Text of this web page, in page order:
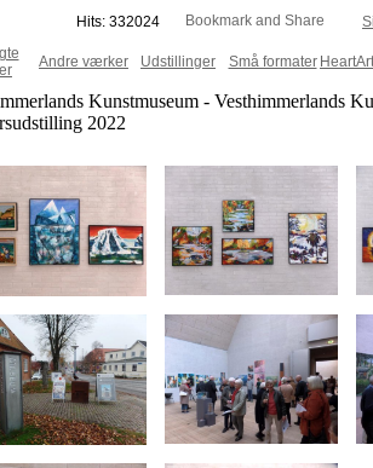
Hits: 332024
Andre værker Udstillinger Små formater
Kunstmuseum - Vesthimmerlands
2022